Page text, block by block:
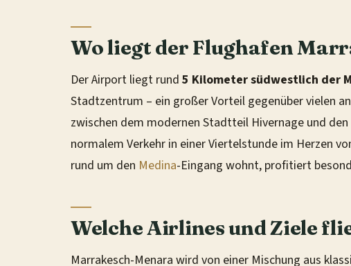
Wo liegt der Flughafen
Der Airport liegt rund 5 Kilometer südwestlich der
Stadtzentrum – ein großer Vorteil gegenüber vielen
zwischen dem modernen Stadtteil Hivernage und
normalem Verkehr in einer Viertelstunde im Herzen
rund um den Medina-Eingang wohnt, profitiert
Welche Airlines und Ziele
Marrakesch-Menara wird von einer Mischung aus